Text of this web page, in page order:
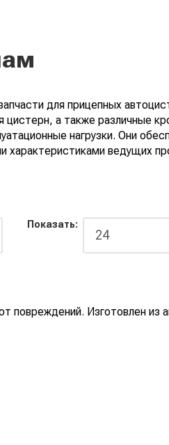
для прицепных
цистерн, а также
нагрузки. Они
характеристиками ведущих
Показать:
повреждений. Изготовлен из